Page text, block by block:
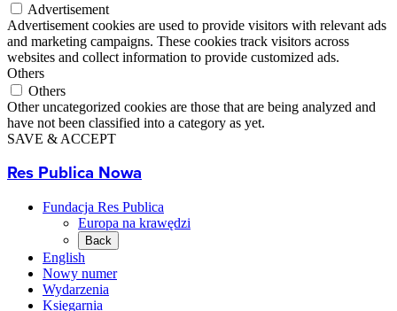
Advertisement
Advertisement cookies are used to provide visitors with relevant ads
and marketing campaigns. These cookies track visitors across
websites and collect information to provide customized ads.
Others
Others
Other uncategorized cookies are those that are being analyzed and
have not been classified into a category as yet.
SAVE & ACCEPT
Res Publica Nowa
Fundacja Res Publica
Europa na krawędzi
Back
English
Nowy numer
Wydarzenia
Księgarnia